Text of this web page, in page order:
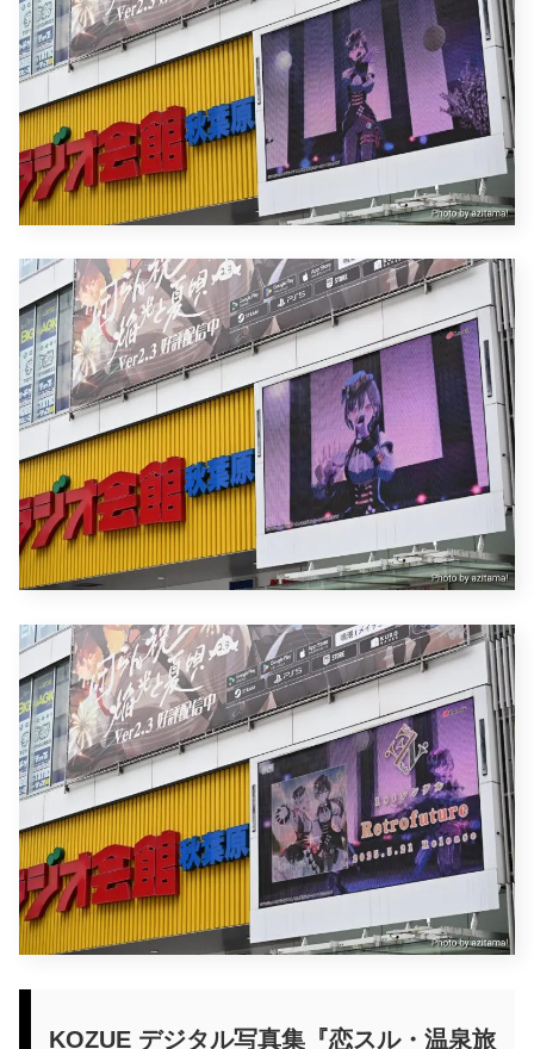
KOZUE デジタル写真集『恋スル・温泉旅